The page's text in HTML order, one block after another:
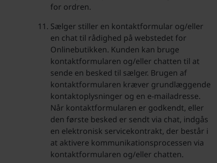
for ordren.
Sælger stiller en kontaktformular og/eller
en chat til rådighed på webstedet for
Onlinebutikken. Kunden kan bruge
kontaktformularen og/eller chatten til at
sende en besked til sælger. Brugen af
kontaktformularen kræver grundlæggende
kontaktoplysninger og en e-mailadresse.
Når kontaktformularen er godkendt, eller
den første besked er sendt via chat, indgås
en elektronisk servicekontrakt, der består i
at aktivere kommunikationsprocessen via
kontaktformularen og/eller chatten.